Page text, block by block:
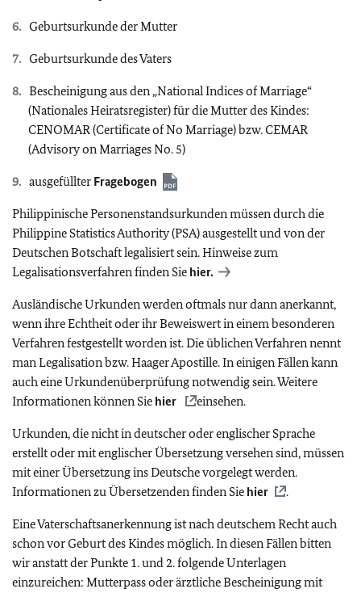
Geburtsurkunde der Mutter
Geburtsurkunde des Vaters
Bescheinigung aus den „National Indices of Marriage“
(Nationales Heiratsregister) für die Mutter des Kindes:
CENOMAR (Certificate of No Marriage) bzw. CEMAR
(Advisory on Marriages No. 5)
ausgefüllter Fragebogen
Philippinische Personenstandsurkunden müssen durch die
Philippine Statistics Authority (PSA) ausgestellt und von der
Deutschen Botschaft legalisiert sein. Hinweise zum
Legalisationsverfahren finden Sie hier.
Ausländische Urkunden werden oftmals nur dann anerkannt,
wenn ihre Echtheit oder ihr Beweiswert in einem besonderen
Verfahren festgestellt worden ist. Die üblichen Verfahren nennt
man Legalisation bzw. Haager Apostille. In einigen Fällen kann
auch eine Urkundenüberprüfung notwendig sein. Weitere
Informationen können Sie hier einsehen.
Urkunden, die nicht in deutscher oder englischer Sprache
erstellt oder mit englischer Übersetzung versehen sind, müssen
mit einer Übersetzung ins Deutsche vorgelegt werden.
Informationen zu Übersetzenden finden Sie hier .
Eine Vaterschaftsanerkennung ist nach deutschem Recht auch
schon vor Geburt des Kindes möglich. In diesen Fällen bitten
wir anstatt der Punkte 1. und 2. folgende Unterlagen
einzureichen: Mutterpass oder ärztliche Bescheinigung mit